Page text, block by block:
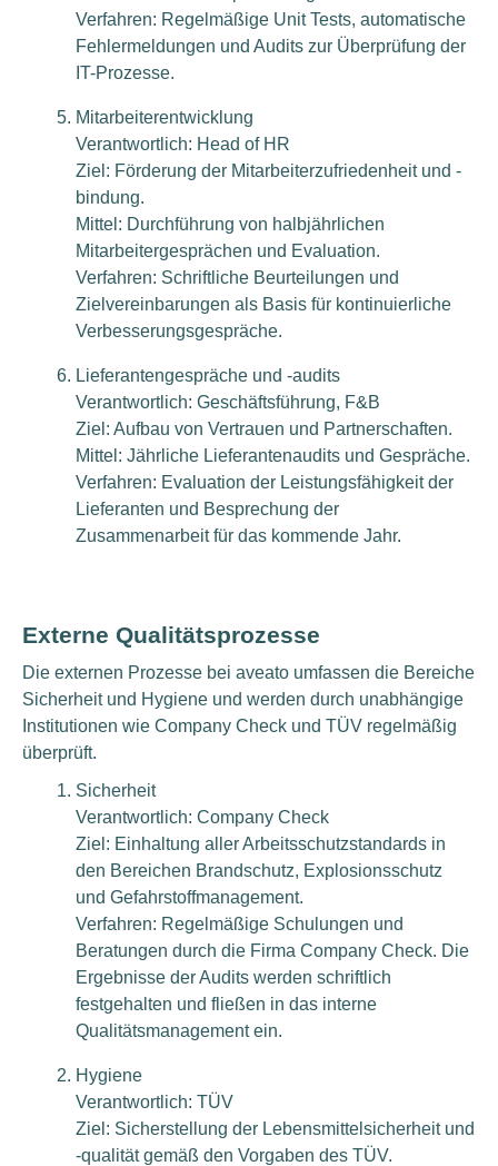
Verfahren: Regelmäßige Unit Tests, automatische
Fehlermeldungen und Audits zur Überprüfung der
IT-Prozesse.
Mitarbeiterentwicklung
Verantwortlich: Head of HR
Ziel: Förderung der Mitarbeiterzufriedenheit und -
bindung.
Mittel: Durchführung von halbjährlichen
Mitarbeitergesprächen und Evaluation.
Verfahren: Schriftliche Beurteilungen und
Zielvereinbarungen als Basis für kontinuierliche
Verbesserungsgespräche.
Lieferantengespräche und -audits
Verantwortlich: Geschäftsführung, F&B
Ziel: Aufbau von Vertrauen und Partnerschaften.
Mittel: Jährliche Lieferantenaudits und Gespräche.
Verfahren: Evaluation der Leistungsfähigkeit der
Lieferanten und Besprechung der
Zusammenarbeit für das kommende Jahr.
Externe Qualitätsprozesse
Die externen Prozesse bei aveato umfassen die Bereiche
Sicherheit und Hygiene und werden durch unabhängige
Institutionen wie Company Check und TÜV regelmäßig
überprüft.
Sicherheit
Verantwortlich: Company Check
Ziel: Einhaltung aller Arbeitsschutzstandards in
den Bereichen Brandschutz, Explosionsschutz
und Gefahrstoffmanagement.
Verfahren: Regelmäßige Schulungen und
Beratungen durch die Firma Company Check. Die
Ergebnisse der Audits werden schriftlich
festgehalten und fließen in das interne
Qualitätsmanagement ein.
Hygiene
Verantwortlich: TÜV
Ziel: Sicherstellung der Lebensmittelsicherheit und
-qualität gemäß den Vorgaben des TÜV.